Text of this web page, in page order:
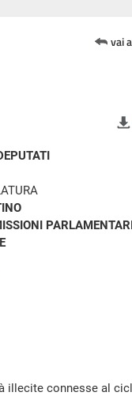
vai
illecite connesse al